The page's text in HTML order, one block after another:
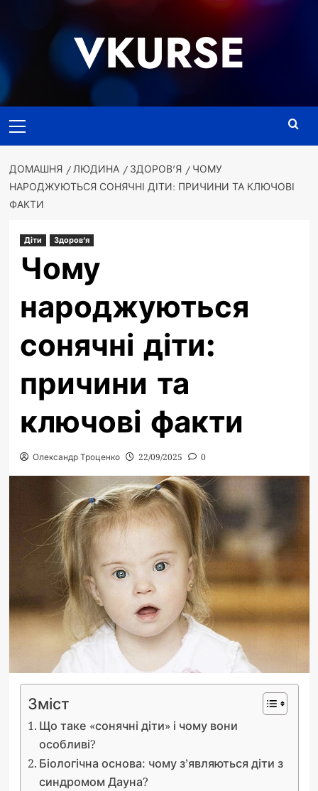
VKURSE
меню
ДОМАШНЯ ЛЮДИНА ЗДОРОВ'Я
ЧОМУ
НАРОДЖУЮТЬСЯ СОНЯЧНІ ДІТИ: ПРИЧИНИ ТА КЛЮЧОВІ
ФАКТИ
Діти Здоров'я
Чому
народжуються
сонячні діти:
причини та
ключові факти
Олександр Троценко 22/09/2025 0
Зміст
Що таке «сонячні діти» і чому вони
особливі?
Біологічна основа: чому з’являються діти з
синдромом Дауна?